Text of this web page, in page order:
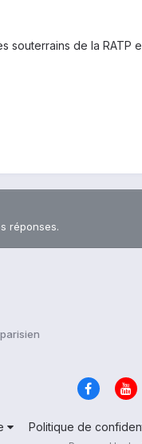
souterrains de la RATP
réponses.
Politique de